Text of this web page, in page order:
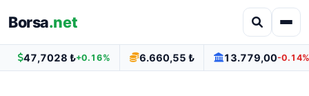
Borsa.net
47,7028 ₺+0.16% 6.660,55 ₺ 13.779,00-0.14%